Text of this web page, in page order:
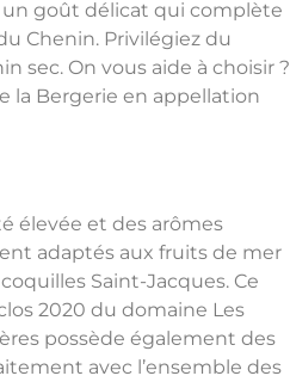
goût délicat qui complète
Chenin. Privilégiez du
sec. On vous aide à choisir ?
la Bergerie en appellation
élevée et des arômes
adaptés aux fruits de mer
Saint-Jacques. Ce
2020 du domaine Les
possède également des
avec l’ensemble des